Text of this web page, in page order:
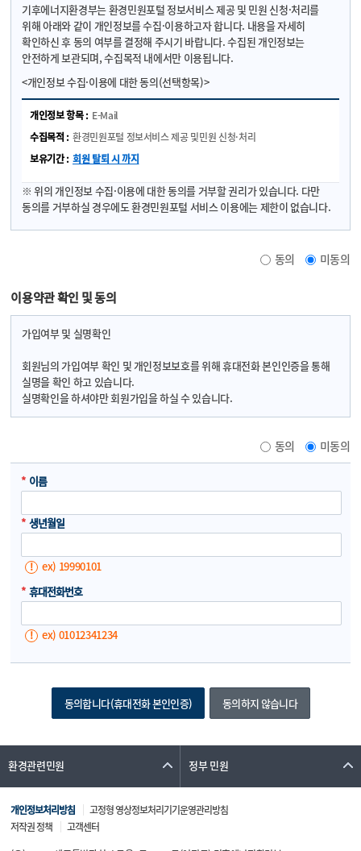
제6조(회원가입) ① 회원으로 가입하여 서비스를 이용하고자 하는 이용자는
당 사이트에서 요청하는 제반정보를 제공하여야 하며, 서비스 개선 등의
목적으로 회원의 동의하에 추가적인 개인정보를 요구할 수 있습니다.
② 회원가입은 반드시 실명으로만 가입할 수 있으며 당 사이트는 실명확인
조치를 할 수 있습니다.
③ 회원ID는 원칙적으로 변경이 불가하며 부득이한 사유로 인하여
변경하고자 하는 경우에는 해당 ID를 해지하고 재가입을 하여야 합니다.
④ 당 사이트의 회원 ID는 회원 본인의 동의하에 기후에너지환경부 패밀리
⑤ 타인의 명의를 도용하여 가입신청을 한 회원의 모든 회원ID는 삭제되며,
관계법령에 따라 처벌을 받을 수 있습니다.
⑥ 회원은 등록된 본인의 회원정보가 변경된 경우, 즉시 변경된 내용으로
회원정보를 수정하여야 하며, 변경사항을 수정하지 아니하여 발생한
불이익에 대하여 당 웹사이트는 책임지지 아니합니다.
제7조(이용신청의 승낙과 제한) ① 당 사이트는 제6조의 규정에 의한
② 당 사이트는 다음 각 호의 어느 하나에 해당하는 경우에는 서비스이용을
1. 실명인증이 되지 않거나 주민번호 등 중요 사항이 타인의 정보와 중복되는
경우
2. 가입신청서의 내용을 허위로 기재하였거나 신청하였을 때
3. 사회의 안녕 질서 혹은 미풍양속을 저해할 목적으로 신청하였을 때
4. 다른 사람의 당 사이트 서비스 이용을 방해하거나 그 정보를 도용하는 등의
행위를 하였을 때
5. 당 사이트를 이용하여 법령과 본 약관이 금지하는 행위를 하는 경우
6. 영리를 추구할 목적으로 본 서비스를 이용하고자 하는 경우
때까지 이용계약 성립을 유보할 수 있습니다.
2. 기술상 장애 사유가 있는 경우
위배되는 행동을 한 경우, 이용자격을 일시적으로 정지하고 30일 이내에
시정하도록 이용자에게 요구할 수 있으며, 이후 동일한 행위를 2회 이상
반복할 경우에 30일 기간의 소명기회를 부여한 후 이용자격을 상실 시킬 수
통하여 이용계약을 해지할 수 있으며, 기후에너지환경부는 관련법 등이
② 회원이 계약을 해지할 경우, 관련법 및 개인정보취급방침에 따라
기후에너지환경부가 회원정보를 보유하는 경우를 제외하고는 수집된
제3장 의무 및 책임
미풍양속에 반하는 행위를 하지 않으며, 계속적, 안정적으로 서비스를
제공하기 위해 노력할 의무가 있습니다.
기후에너지환경부는 환경민원포털 정보서비스 제공 및 민원 신청·처리를
위해 아래와 같이 개인정보를 수집·이용하고자 합니다. 내용을 자세히
확인하신 후 동의 여부를 결정해 주시기 바랍니다. 수집된 개인정보는
안전하게 보관되며, 수집목적 내에서만 이용됩니다.
<개인정보 수집·이용에 대한 동의(선택항목)>
E-Mail
환경민원포털 정보서비스 제공 및민원 신청·처리
회원 탈퇴 시 까지
※ 위의 개인정보 수집·이용에 대한 동의를 거부할 권리가 있습니다. 다만
동의를 거부하실 경우에도 환경민원포털 서비스 이용에는 제한이 없습니다.
동의 미동의
이용약관 확인 및 동의
가입여부 및 실명확인
회원님의 가입여부 확인 및 개인정보보호를 위해 휴대전화 본인인증을 통해
실명을 확인 하고 있습니다.
실명확인을 하셔야만 회원가입을 하실 수 있습니다.
동의 미동의
* 이름
* 생년월일
ex) 19990101
* 휴대전화번호
ex) 01012341234
환경관련민원 정부 민원
개인정보처리방침
고정형 영상정보처리기기운영관리방침
저작권 정책
고객센터